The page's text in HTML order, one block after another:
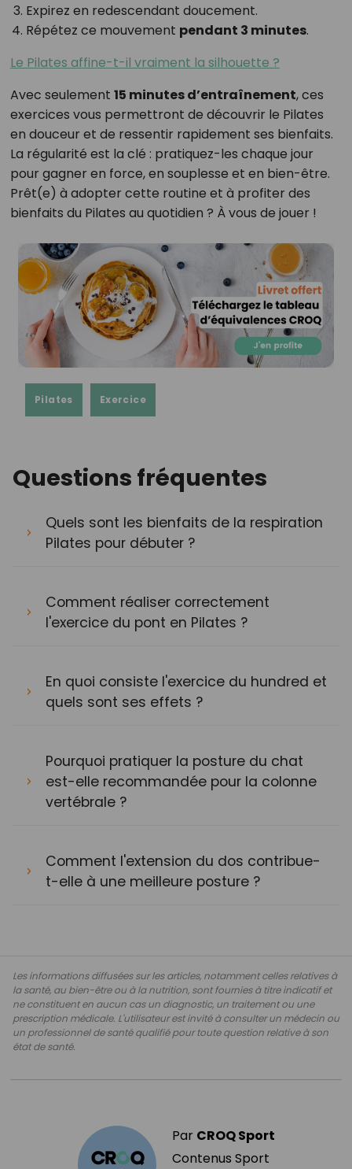
Expirez en redescendant doucement.
Répétez ce mouvement pendant 3 minutes.
Le Pilates affine-t-il vraiment la silhouette ?
Avec seulement 15 minutes d’entraînement, ces
exercices vous permettront de découvrir le Pilates
en douceur et de ressentir rapidement ses bienfaits.
La régularité est la clé : pratiquez-les chaque jour
pour gagner en force, en souplesse et en bien-être.
Prêt(e) à adopter cette routine et à profiter des
bienfaits du Pilates au quotidien ? À vous de jouer !
Pilates Exercice
Questions fréquentes
Quels sont les bienfaits de la respiration
Pilates pour débuter ?
Comment réaliser correctement
l'exercice du pont en Pilates ?
En quoi consiste l'exercice du hundred et
quels sont ses effets ?
Pourquoi pratiquer la posture du chat
est-elle recommandée pour la colonne
vertébrale ?
Comment l'extension du dos contribue-
t-elle à une meilleure posture ?
Les informations diffusées sur les articles, notamment celles relatives à
la santé, au bien-être ou à la nutrition, sont fournies à titre indicatif et
ne constituent en aucun cas un diagnostic, un traitement ou une
prescription médicale. L'utilisateur est invité à consulter un médecin ou
un professionnel de santé qualifié pour toute question relative à son
état de santé.
Par CROQ Sport
Contenus Sport